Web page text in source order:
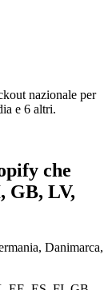
nazionale per
e 6 altri.
che
GB, LV,
Danimarca,